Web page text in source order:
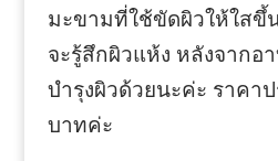
มะขามที่ใช้ขัดผิวให้ใส
จะรู้สึกผิวแห้ง หลังจากอ
บำรุงผิวด้วยนะค่ะ ราคา
บาทค่ะ